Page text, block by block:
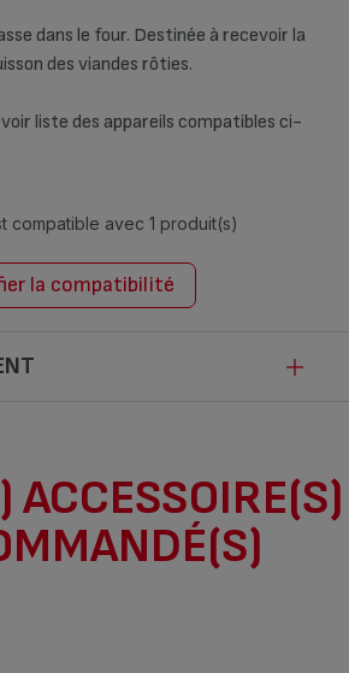
dans le four. Destinée à recevoir la
des viandes rôties.
liste des appareils compatibles ci-
compatible avec 1 produit(s)
la compatibilité
communication de la loi
pour une Economie
ACCESSOIRE(S)